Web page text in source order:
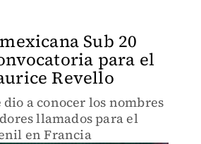
Sub 20
para el
Revello
a conocer los nombres
llamados para el
en Francia